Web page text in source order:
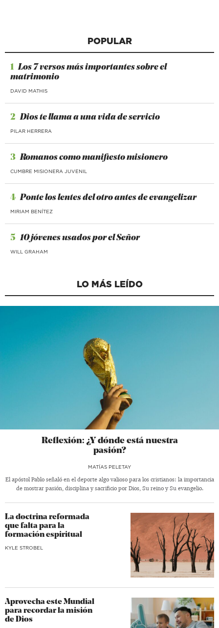
POPULAR
1 Los 7 versos más importantes sobre el
matrimonio
DAVID MATHIS
2 Dios te llama a una vida de servicio
PILAR HERRERA
3 Romanos como manifiesto misionero
CUMBRE MISIONERA JUVENIL
4 Ponte los lentes del otro antes de evangelizar
MIRIAM BENÍTEZ
5 10 jóvenes usados por el Señor
WILL GRAHAM
LO MÁS LEÍDO
Reflexión: ¿Y dónde está nuestra
pasión?
MATÍAS PELETAY
El apóstol Pablo señaló en el deporte algo valioso para los cristianos: la importancia
de mostrar pasión, disciplina y sacrificio por Dios, Su reino y Su evangelio.
La doctrina reformada
que falta para la
formación espiritual
KYLE STROBEL
Aprovecha este Mundial
para recordar la misión
de Dios